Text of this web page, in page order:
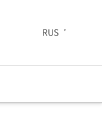
RUS